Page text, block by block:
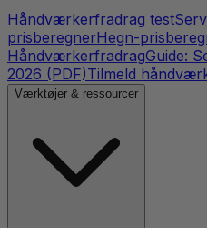
Håndværkerfradrag test
prisberegnerHegn-
HåndværkerfradragGuide:
2026 (PDF)Tilmeld
Værktøjer & ressourcer